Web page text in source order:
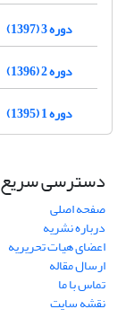
دوره 3 (1397)
دوره 2 (1396)
دوره 1 (1395)
دسترسی سریع
صفحه اصلی
درباره نشریه
اعضای هیات تحریریه
ارسال مقاله
تماس با ما
نقشه سایت